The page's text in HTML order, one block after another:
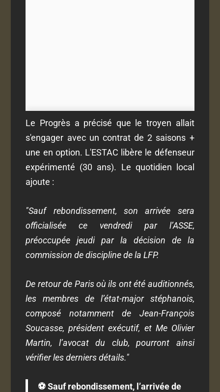
Le Progrès a précisé que le troyen allait
s'engager avec un contrat de 2 saisons +
une en option. L'ESTAC libère le défenseur
expérimenté (30 ans). Le quotidien local
ajoute :
"Sauf rebondissement, son arrivée sera
officialisée ce vendredi par l’ASSE,
préoccupée jeudi par la décision de la
commission de discipline de la LFP.
De retour de Paris où ils ont été auditionnés,
les membres de l’état-major stéphanois,
composé notamment de Jean-François
Soucasse, président exécutif, et Me Olivier
Martin, l’avocat du club, pourront ainsi
vérifier les derniers détails."
⚽️ Sauf rebondissement, l’arrivée de